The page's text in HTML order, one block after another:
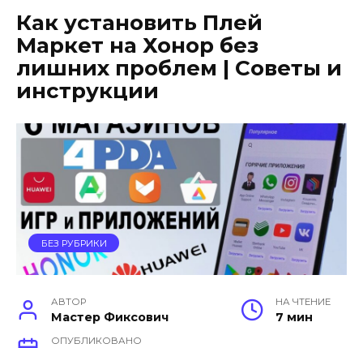
Как установить Плей
Маркет на Хонор без
лишних проблем | Советы и
инструкции
БЕЗ РУБРИКИ
АВТОР
Мастер Фиксович
НА ЧТЕНИЕ
7 мин
ОПУБЛИКОВАНО